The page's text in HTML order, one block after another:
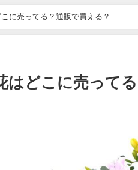
に売ってる？通販で買える？
はどこに売って